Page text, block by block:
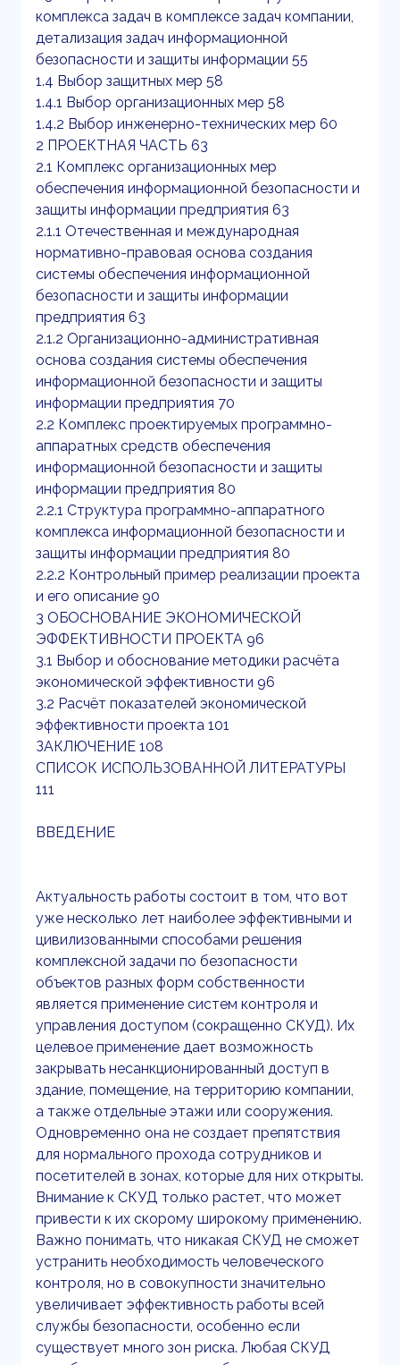
комплекса задач в комплексе задач компании,
детализация задач информационной
безопасности и защиты информации 55
1.4 Выбор защитных мер 58
1.4.1 Выбор организационных мер 58
1.4.2 Выбор инженерно-технических мер 60
2 ПРОЕКТНАЯ ЧАСТЬ 63
2.1 Комплекс организационных мер
обеспечения информационной безопасности и
защиты информации предприятия 63
2.1.1 Отечественная и международная
нормативно-правовая основа создания
системы обеспечения информационной
безопасности и защиты информации
предприятия 63
2.1.2 Организационно-административная
основа создания системы обеспечения
информационной безопасности и защиты
информации предприятия 70
2.2 Комплекс проектируемых программно-
аппаратных средств обеспечения
информационной безопасности и защиты
информации предприятия 80
2.2.1 Структура программно-аппаратного
комплекса информационной безопасности и
защиты информации предприятия 80
2.2.2 Контрольный пример реализации проекта
и его описание 90
3 ОБОСНОВАНИЕ ЭКОНОМИЧЕСКОЙ
ЭФФЕКТИВНОСТИ ПРОЕКТА 96
3.1 Выбор и обоснование методики расчёта
экономической эффективности 96
3.2 Расчёт показателей экономической
эффективности проекта 101
ЗАКЛЮЧЕНИЕ 108
СПИСОК ИСПОЛЬЗОВАННОЙ ЛИТЕРАТУРЫ
111
ВВЕДЕНИЕ
Актуальность работы состоит в том, что вот
уже несколько лет наиболее эффективными и
цивилизованными способами решения
комплексной задачи по безопасности
объектов разных форм собственности
является применение систем контроля и
управления доступом (сокращенно СКУД). Их
целевое применение дает возможность
закрывать несанкционированный доступ в
здание, помещение, на территорию компании,
а также отдельные этажи или сооружения.
Одновременно она не создает препятствия
для нормального прохода сотрудников и
посетителей в зонах, которые для них открыты.
Внимание к СКУД только растет, что может
привести к их скорому широкому применению.
Важно понимать, что никакая СКУД не сможет
устранить необходимость человеческого
контроля, но в совокупности значительно
увеличивает эффективность работы всей
службы безопасности, особенно если
существует много зон риска. Любая СКУД